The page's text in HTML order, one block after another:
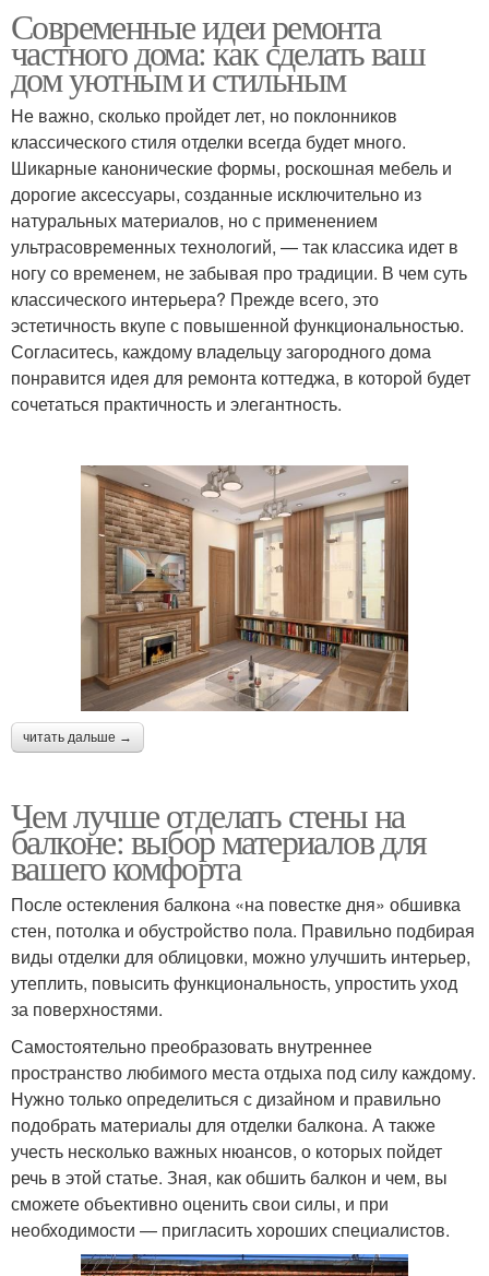
Современные идеи ремонта
частного дома: как сделать ваш
дом уютным и стильным
Не важно, сколько пройдет лет, но поклонников
классического стиля отделки всегда будет много.
Шикарные канонические формы, роскошная мебель и
дорогие аксессуары, созданные исключительно из
натуральных материалов, но с применением
ультрасовременных технологий, — так классика идет в
ногу со временем, не забывая про традиции. В чем суть
классического интерьера? Прежде всего, это
эстетичность вкупе с повышенной функциональностью.
Согласитесь, каждому владельцу загородного дома
понравится идея для ремонта коттеджа, в которой будет
сочетаться практичность и элегантность.
читать дальше →
Чем лучше отделать стены на
балконе: выбор материалов для
вашего комфорта
После остекления балкона «на повестке дня» обшивка
стен, потолка и обустройство пола. Правильно подбирая
виды отделки для облицовки, можно улучшить интерьер,
утеплить, повысить функциональность, упростить уход
за поверхностями.
Самостоятельно преобразовать внутреннее
пространство любимого места отдыха под силу каждому.
Нужно только определиться с дизайном и правильно
подобрать материалы для отделки балкона. А также
учесть несколько важных нюансов, о которых пойдет
речь в этой статье. Зная, как обшить балкон и чем, вы
сможете объективно оценить свои силы, и при
необходимости — пригласить хороших специалистов.